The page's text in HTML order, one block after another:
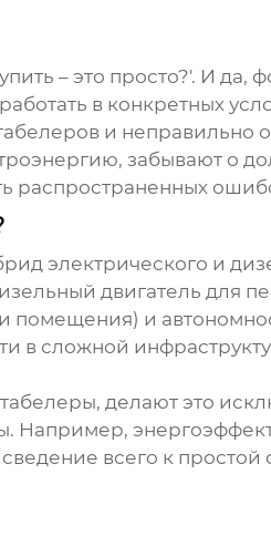
– это просто?'. И да,
в конкретных
и неправильно
забывают о
распространенных
электрического и
двигатель для
помещения) и
в сложной
, делают это
Например,
всего к простой